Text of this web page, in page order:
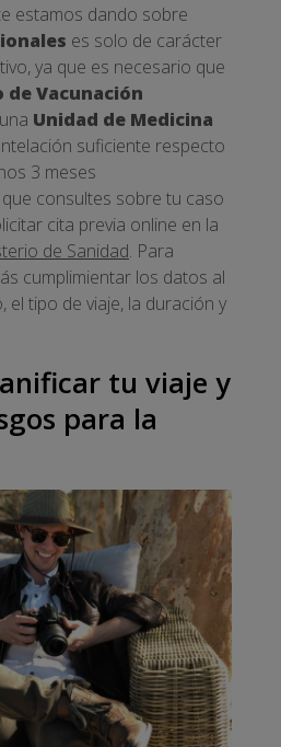
estamos dando sobre
es solo de carácter
ya que es necesario que
de Vacunación
Unidad de Medicina
suficiente respecto
3 meses
consultes sobre tu caso
cita previa online en la
de Sanidad. Para
cumplimientar los datos al
el tipo de viaje, la duración y
tu viaje y
para la